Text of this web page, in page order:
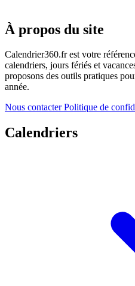
À propos du site
Calendrier360.fr est votre
calendriers, jours fériés et
proposons des outils pratiques
année.
Nous contacterPolitique de
Calendriers